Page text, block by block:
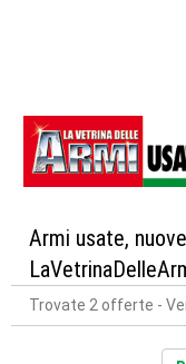
Armi usate,
Trovate 2 offerte -